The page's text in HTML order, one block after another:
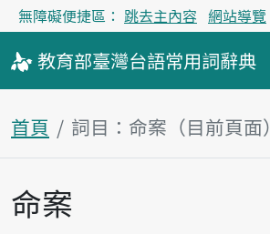
無障礙便捷區： 跳去主內容 網站導覽
教育部臺灣台語常用詞辭典
首頁 詞目：命案（目前頁面）
主內容區塊
命案